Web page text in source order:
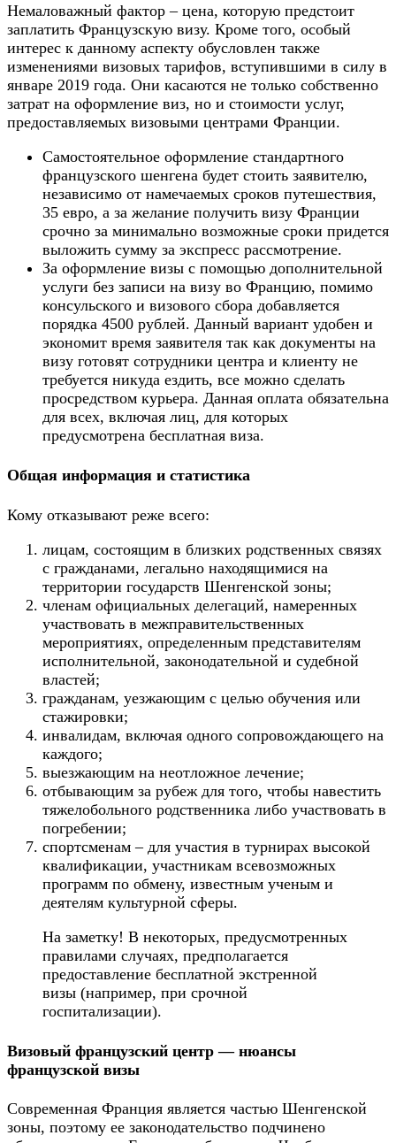
Немаловажный фактор – цена, которую предстоит
заплатить Французскую визу. Кроме того, особый
интерес к данному аспекту обусловлен также
изменениями визовых тарифов, вступившими в силу в
январе 2019 года. Они касаются не только собственно
затрат на оформление виз, но и стоимости услуг,
предоставляемых визовыми центрами Франции.
Самостоятельное оформление стандартного
французского шенгена будет стоить заявителю,
независимо от намечаемых сроков путешествия,
35 евро, а за желание получить визу Франции
срочно за минимально возможные сроки придется
выложить сумму за экспресс рассмотрение.
За оформление визы с помощью дополнительной
услуги без записи на визу во Францию, помимо
консульского и визового сбора добавляется
порядка 4500 рублей. Данный вариант удобен и
экономит время заявителя так как документы на
визу готовят сотрудники центра и клиенту не
требуется никуда ездить, все можно сделать
просредством курьера. Данная оплата обязательна
для всех, включая лиц, для которых
предусмотрена бесплатная виза.
Общая информация и статистика
Кому отказывают реже всего:
лицам, состоящим в близких родственных связях
с гражданами, легально находящимися на
территории государств Шенгенской зоны;
членам официальных делегаций, намеренных
участвовать в межправительственных
мероприятиях, определенным представителям
исполнительной, законодательной и судебной
властей;
гражданам, уезжающим с целью обучения или
стажировки;
инвалидам, включая одного сопровождающего на
каждого;
выезжающим на неотложное лечение;
отбывающим за рубеж для того, чтобы навестить
тяжелобольного родственника либо участвовать в
погребении;
спортсменам – для участия в турнирах высокой
квалификации, участникам всевозможных
программ по обмену, известным ученым и
деятелям культурной сферы.
На заметку! В некоторых, предусмотренных
правилами случаях, предполагается
предоставление бесплатной экстренной
визы (например, при срочной
госпитализации).
Визовый французский центр — нюансы
французской визы
Современная Франция является частью Шенгенской
зоны, поэтому ее законодательство подчинено